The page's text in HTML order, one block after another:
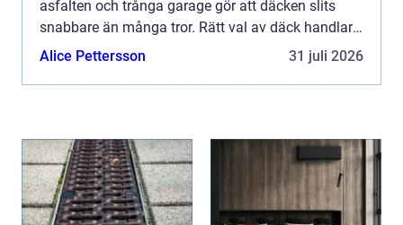
asfalten och trånga garage gör att däcken slits
snabbare än många tror. Rätt val av däck handlar
därför inte bara om komfort och
Alice Pettersson 31 juli 2026